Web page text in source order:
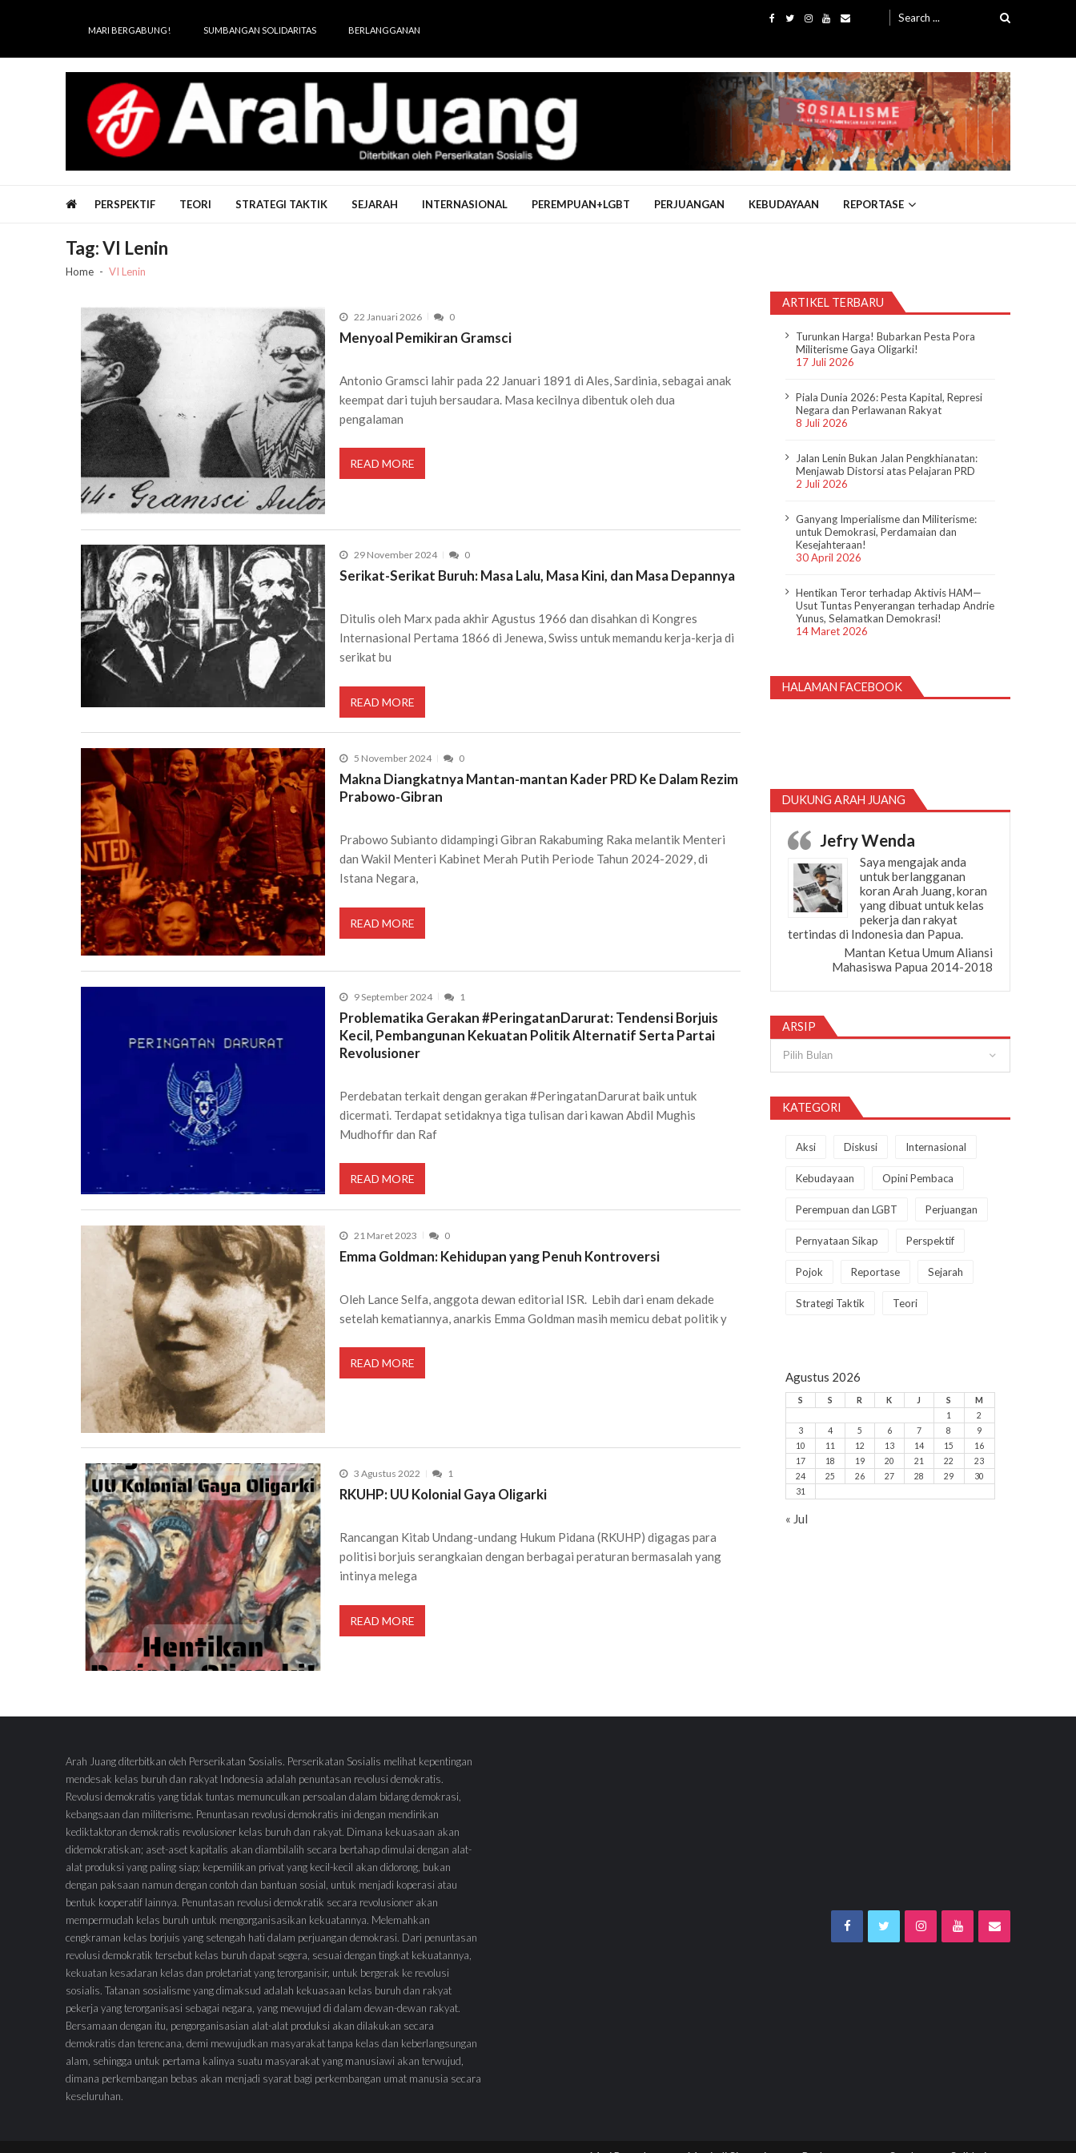
MARI BERGABUNG! SUMBANGAN SOLIDARITAS BERLANGGANAN
for:
PERSPEKTIF TEORI STRATEGI TAKTIK SEJARAH INTERNASIONAL PEREMPUAN+LGBT PERJUANGAN KEBUDAYAAN REPORTASE
Tag:VI Lenin
Home VI Lenin
22 Januari 2026 0
Menyoal Pemikiran Gramsci
Antonio Gramsci lahir pada 22 Januari 1891 di Ales, Sardinia, sebagai anak
keempat dari tujuh bersaudara. Masa kecilnya dibentuk oleh dua
pengalaman
READ MORE
29 November 2024 0
Serikat-Serikat Buruh: Masa Lalu, Masa Kini, dan Masa Depannya
Ditulis oleh Marx pada akhir Agustus 1966 dan disahkan di Kongres
Internasional Pertama 1866 di Jenewa, Swiss untuk memandu kerja-kerja di
serikat bu
READ MORE
5 November 2024 0
Makna Diangkatnya Mantan-mantan Kader PRD Ke Dalam Rezim
Prabowo-Gibran
Prabowo Subianto didampingi Gibran Rakabuming Raka melantik Menteri
dan Wakil Menteri Kabinet Merah Putih Periode Tahun 2024-2029, di
Istana Negara,
READ MORE
9 September 2024 1
Problematika Gerakan #PeringatanDarurat: Tendensi Borjuis
Kecil, Pembangunan Kekuatan Politik Alternatif Serta Partai
Revolusioner
Perdebatan terkait dengan gerakan #PeringatanDarurat baik untuk
dicermati. Terdapat setidaknya tiga tulisan dari kawan Abdil Mughis
Mudhoffir dan Raf
READ MORE
21 Maret 2023 0
Emma Goldman: Kehidupan yang Penuh Kontroversi
Oleh Lance Selfa, anggota dewan editorial ISR. Lebih dari enam dekade
setelah kematiannya, anarkis Emma Goldman masih memicu debat politik y
READ MORE
3 Agustus 2022 1
RKUHP: UU Kolonial Gaya Oligarki
Rancangan Kitab Undang-undang Hukum Pidana (RKUHP) digagas para
politisi borjuis serangkaian dengan berbagai peraturan bermasalah yang
intinya melega
READ MORE
ARTIKEL TERBARU
Turunkan Harga! Bubarkan Pesta Pora
Militerisme Gaya Oligarki!
17 Juli 2026
Piala Dunia 2026: Pesta Kapital, Represi
Negara dan Perlawanan Rakyat
8 Juli 2026
Jalan Lenin Bukan Jalan Pengkhianatan:
Menjawab Distorsi atas Pelajaran PRD
2 Juli 2026
Ganyang Imperialisme dan Militerisme:
untuk Demokrasi, Perdamaian dan
Kesejahteraan!
30 April 2026
Hentikan Teror terhadap Aktivis HAM—
Usut Tuntas Penyerangan terhadap Andrie
Yunus, Selamatkan Demokrasi!
14 Maret 2026
HALAMAN FACEBOOK
DUKUNG ARAH JUANG
Jefry Wenda
Saya mengajak anda
untuk berlangganan
koran Arah Juang, koran
yang dibuat untuk kelas
pekerja dan rakyat
tertindas di Indonesia dan Papua.
Mantan Ketua Umum Aliansi
Mahasiswa Papua 2014-2018
ARSIP
KATEGORI
Aksi Diskusi Internasional
Kebudayaan Opini Pembaca
Perempuan dan LGBT Perjuangan
Pernyataan Sikap Perspektif
Pojok Reportase Sejarah
Strategi Taktik Teori
Agustus 2026
S S R K J S
M
1
2
3
4 5 6 7 8
9
10
11 12 13 14 15
16
17
18 19 20 21 22
23
24
25 26 27 28 29
30
31
« Jul
Arah Juang diterbitkan oleh Perserikatan Sosialis. Perserikatan Sosialis melihat kepentingan
mendesak kelas buruh dan rakyat Indonesia adalah penuntasan revolusi demokratis.
Revolusi demokratis yang tidak tuntas memunculkan persoalan dalam bidang demokrasi,
kebangsaan dan militerisme. Penuntasan revolusi demokratis ini dengan mendirikan
kediktaktoran demokratis revolusioner kelas buruh dan rakyat. Dimana kekuasaan akan
didemokratiskan; aset-aset kapitalis akan diambilalih secara bertahap dimulai dengan alat-
alat produksi yang paling siap; kepemilikan privat yang kecil-kecil akan didorong, bukan
dengan paksaan namun dengan contoh dan bantuan sosial, untuk menjadi koperasi atau
bentuk kooperatif lainnya. Penuntasan revolusi demokratik secara revolusioner akan
mempermudah kelas buruh untuk mengorganisasikan kekuatannya. Melemahkan
cengkraman kelas borjuis yang setengah hati dalam perjuangan demokrasi. Dari penuntasan
revolusi demokratik tersebut kelas buruh dapat segera, sesuai dengan tingkat kekuatannya,
kekuatan kesadaran kelas dan proletariat yang terorganisir, untuk bergerak ke revolusi
sosialis. Tatanan sosialisme yang dimaksud adalah kekuasaan kelas buruh dan rakyat
pekerja yang terorganisasi sebagai negara, yang mewujud di dalam dewan-dewan rakyat.
Bersamaan dengan itu, pengorganisasian alat-alat produksi akan dilakukan secara
demokratis dan terencana, demi mewujudkan masyarakat tanpa kelas dan keberlangsungan
alam, sehingga untuk pertama kalinya suatu masyarakat yang manusiawi akan terwujud,
dimana perkembangan bebas akan menjadi syarat bagi perkembangan umat manusia secara
keseluruhan.